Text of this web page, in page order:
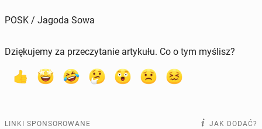
POSK / Jagoda Sowa
Dziękujemy za przeczytanie artykułu. Co o tym myślisz?
LINKI SPONSOROWANE JAK DODAĆ?